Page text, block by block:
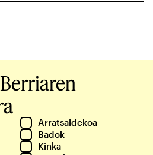
Arratsaldekoa
Badok
Kinka